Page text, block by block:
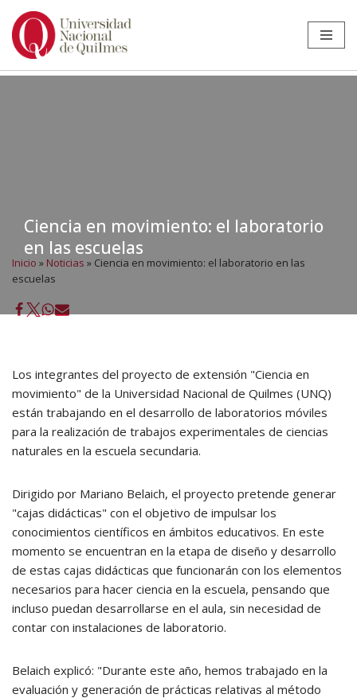
Ir
Ciencia en movimiento: el laboratorio
en las escuelas
Inicio » Noticias » Ciencia en movimiento: el laboratorio en las
escuelas
Los integrantes del proyecto de extensión "Ciencia en
movimiento" de la Universidad Nacional de Quilmes (UNQ)
están trabajando en el desarrollo de laboratorios móviles
para la realización de trabajos experimentales de ciencias
naturales en la escuela secundaria.
Dirigido por Mariano Belaich, el proyecto pretende generar
"cajas didácticas" con el objetivo de impulsar los
conocimientos científicos en ámbitos educativos. En este
momento se encuentran en la etapa de diseño y desarrollo
de estas cajas didácticas que funcionarán con los elementos
necesarios para hacer ciencia en la escuela, pensando que
incluso puedan desarrollarse en el aula, sin necesidad de
contar con instalaciones de laboratorio.
Belaich explicó: "Durante este año, hemos trabajado en la
evaluación y generación de prácticas relativas al método